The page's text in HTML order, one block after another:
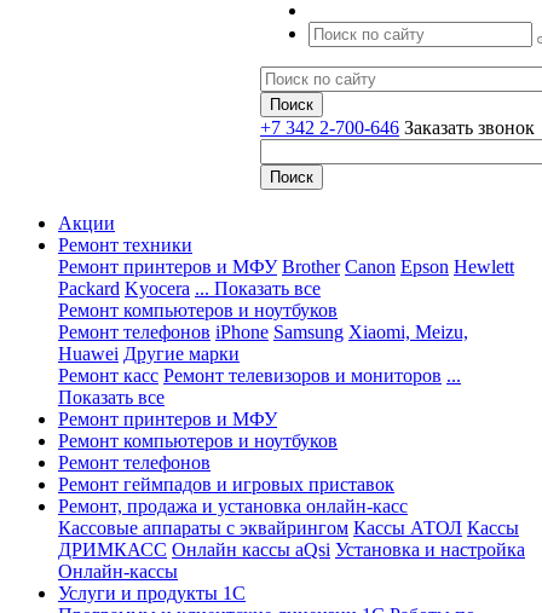
+7 342 2-700-646 Заказать звонок
Акции
Ремонт техники
Ремонт принтеров и МФУ Brother Canon Epson Hewlett
Packard Kyocera ... Показать все
Ремонт компьютеров и ноутбуков
Ремонт телефонов iPhone Samsung Xiaomi, Meizu,
Huawei Другие марки
Ремонт касс Ремонт телевизоров и мониторов ...
Показать все
Ремонт принтеров и МФУ
Ремонт компьютеров и ноутбуков
Ремонт телефонов
Ремонт геймпадов и игровых приставок
Ремонт, продажа и установка онлайн-касс
Кассовые аппараты с эквайрингом Кассы АТОЛ Кассы
ДРИМКАСС Онлайн кассы aQsi Установка и настройка
Онлайн-кассы
Услуги и продукты 1С